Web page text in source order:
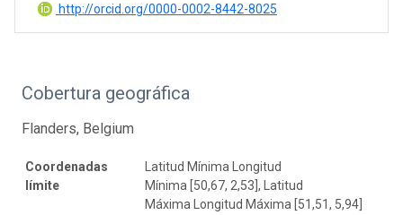
http://orcid.org/0000-0002-8442-8025
Cobertura geográfica
Flanders, Belgium
Coordenadas
límite
Latitud Mínima Longitud
Mínima [50,67, 2,53], Latitud
Máxima Longitud Máxima [51,51, 5,94]